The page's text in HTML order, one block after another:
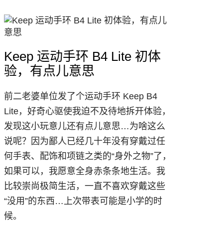
Keep 运动手环 B4 Lite 初体
验，有点儿意思
前二老婆单位发了个运动手环 Keep B4
Lite，好奇心驱使我迫不及待地拆开体验，
发现这小玩意儿还有点儿意思…为啥这么
说呢？因为鄙人已经几十年没有穿戴过任
何手表、配饰和项链之类的“身外之物”了，
如果可以，我愿意全身赤条条地生活。我
比较崇尚极简生活，一直不喜欢穿戴这些
“没用”的东西…上次带表可能是小学的时
候。